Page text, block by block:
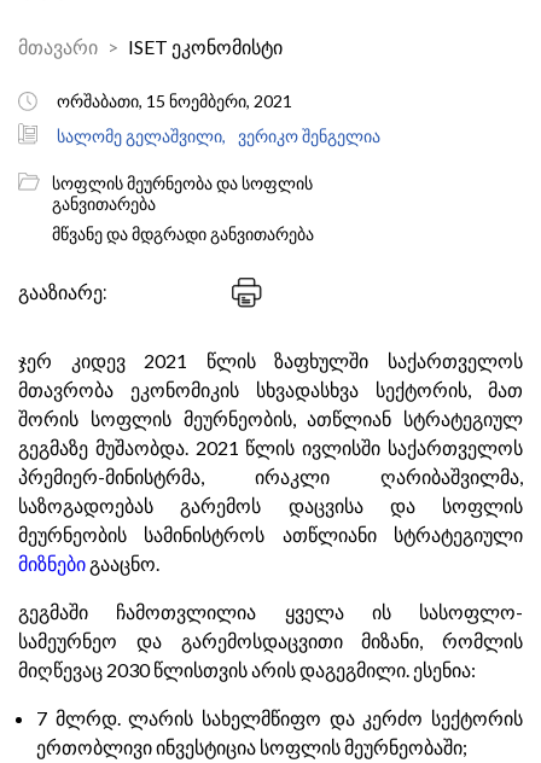
მთავარი ISET ეკონომისტი
ორშაბათი, 15 ნოემბერი, 2021
სალომე გელაშვილი,
ვერიკო შენგელია
სოფლის მეურნეობა და სოფლის
განვითარება
მწვანე და მდგრადი განვითარება
გააზიარე:
ჯერ კიდევ 2021 წლის ზაფხულში საქართველოს
მთავრობა ეკონომიკის სხვადასხვა სექტორის, მათ
შორის სოფლის მეურნეობის, ათწლიან სტრატეგიულ
გეგმაზე მუშაობდა. 2021 წლის ივლისში საქართველოს
პრემიერ-მინისტრმა, ირაკლი ღარიბაშვილმა,
საზოგადოებას გარემოს დაცვისა და სოფლის
მეურნეობის სამინისტროს ათწლიანი სტრატეგიული
მიზნებიგააცნო.
გეგმაში ჩამოთვლილია ყველა ის სასოფლო-
სამეურნეო და გარემოსდაცვითი მიზანი, რომლის
მიღწევაც 2030 წლისთვის არის დაგეგმილი. ესენია:
7 მლრდ. ლარის სახელმწიფო და კერძო სექტორის
ერთობლივი ინვესტიცია სოფლის მეურნეობაში;